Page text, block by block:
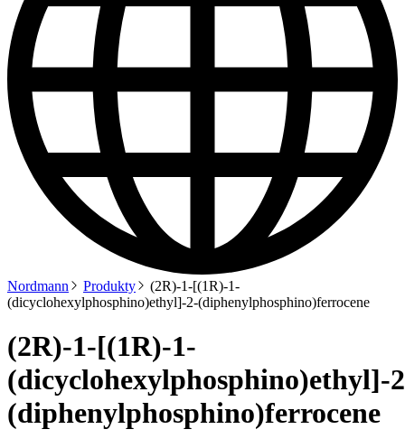
Nordmann Produkty
(2R)-1-[(1R)-1-
(dicyclohexylphosphino)ethyl]-2-(diphenylphosphino)ferrocene
(2R)-1-[(1R)-1-
(dicyclohexylphosphino)ethyl]-
(diphenylphosphino)ferrocene